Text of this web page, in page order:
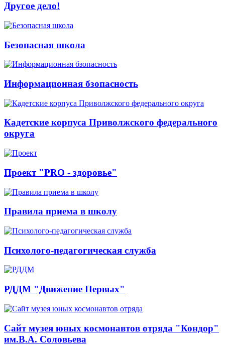
Другое дело!
Безопасная школа
Информационная бзопасность
Кадетские корпуса Приволжского федерального
округа
Проект "PRO - здоровье"
Правила приема в школу
Психолого-педагогическая служба
РДДМ "Движение Первых"
Сайт музея юных космонавтов отряда "Кондор"
им.В.А. Соловьева